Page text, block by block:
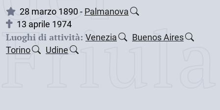
28 marzo 1890 - Palmanova
13 aprile 1974
Luoghi di attività: Venezia
Buenos Aires
Torino
Udine